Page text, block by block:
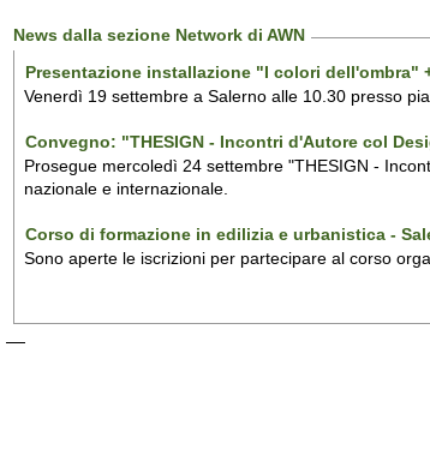
News dalla sezione Network di AWN
Presentazione installazione "I colori dell'ombra"
Venerdì 19 settembre a Salerno alle 10.30 presso
Convegno: "THESIGN - Incontri d'Autore col
Prosegue mercoledì 24 settembre "THESIGN -
nazionale e internazionale.
Corso di formazione in edilizia e urbanistica -
Sono aperte le iscrizioni per partecipare al corso